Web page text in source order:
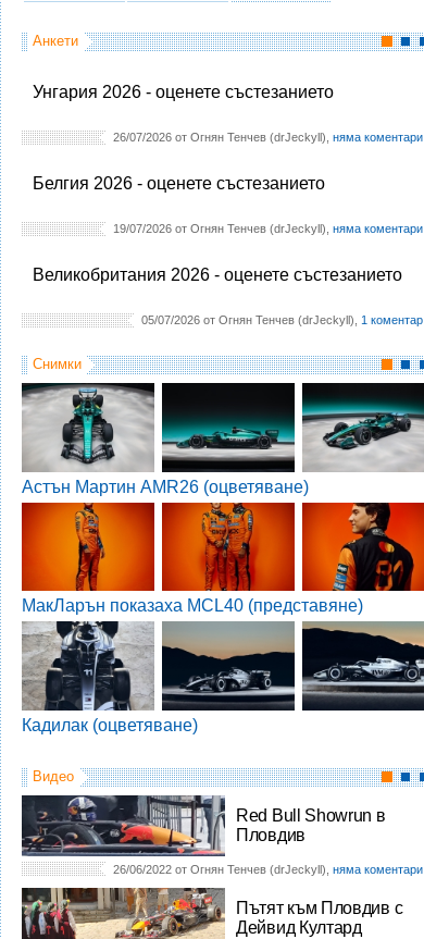
Анкети
Унгария 2026 - оценете състезанието
26/07/2026 от Огнян Тенчев (drJeckyll), няма коментари
Белгия 2026 - оценете състезанието
19/07/2026 от Огнян Тенчев (drJeckyll), няма коментари
Великобритания 2026 - оценете състезанието
05/07/2026 от Огнян Тенчев (drJeckyll), 1 коментар
Снимки
Астън Мартин AMR26 (оцветяване)
МакЛарън показаха MCL40 (представяне)
Кадилак (оцветяване)
Видео
Red Bull Showrun в
Пловдив
26/06/2022 от Огнян Тенчев (drJeckyll), няма коментари
Пътят към Пловдив с
Дейвид Култард